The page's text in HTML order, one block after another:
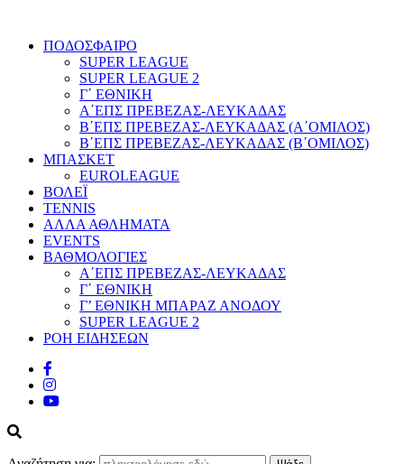
ΠΟΔΟΣΦΑΙΡΟ
SUPER LEAGUE
SUPER LEAGUE 2
Γ΄ ΕΘΝΙΚΗ
Α΄ΕΠΣ ΠΡΕΒΕΖΑΣ-ΛΕΥΚΑΔΑΣ
Β΄ΕΠΣ ΠΡΕΒΕΖΑΣ-ΛΕΥΚΑΔΑΣ (Α΄ΟΜΙΛΟΣ)
Β΄ΕΠΣ ΠΡΕΒΕΖΑΣ-ΛΕΥΚΑΔΑΣ (Β΄ΟΜΙΛΟΣ)
ΜΠΑΣΚΕΤ
EUROLEAGUE
ΒΟΛΕΪ
TENNIS
ΑΛΛΑ ΑΘΛΗΜΑΤΑ
EVENTS
ΒΑΘΜΟΛΟΓΙΕΣ
Α΄ΕΠΣ ΠΡΕΒΕΖΑΣ-ΛΕΥΚΑΔΑΣ
Γ΄ ΕΘΝΙΚΗ
Γ’ ΕΘΝΙΚΗ ΜΠΑΡΑΖ ΑΝΟΔΟΥ
SUPER LEAGUE 2
ΡΟΗ ΕΙΔΗΣΕΩΝ